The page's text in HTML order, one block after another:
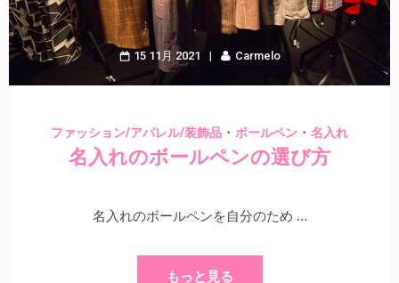
15 11月 2021 Carmelo
ファッション/アパレル/装飾品 ・ ボールペン ・ 名入れ
名入れのボールペンの選び方
名入れのボールペンを自分のため …
もっと見る